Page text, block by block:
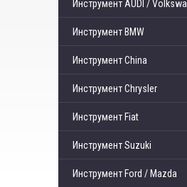
Инструмент AUDI /
Инструмент BMW
Инструмент China
Инструмент Chrysler
Инструмент Fiat
Инструмент Suzuki
Инструмент Ford / Mazda